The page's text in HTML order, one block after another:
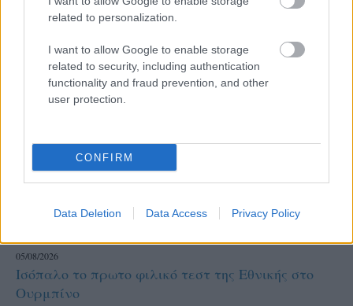
related to personalization.
I want to allow Google to enable storage
related to security, including authentication
functionality and fraud prevention, and other
user protection.
CONFIRM
Data Deletion Data Access Privacy Policy
05/08/2026
Ισόπαλο το πρωτο φιλικό τεστ της Εθνικής στο
Ουρμπίνο